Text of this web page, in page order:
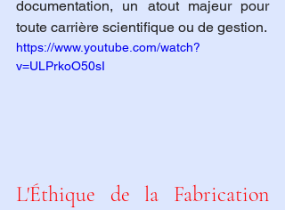
documentation, un atout majeur pour
toute carrière scientifique ou de gestion.
https://www.youtube.com/watch?
v=ULPrkoO50sI
L'Éthique de la Fabrication